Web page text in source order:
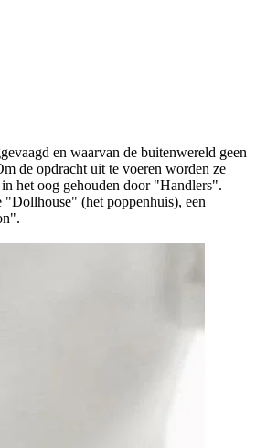
en waarvan de buitenwereld geen
de opdracht uit te voeren worden ze
het oog gehouden door "Handlers".
"Dollhouse" (het poppenhuis), een